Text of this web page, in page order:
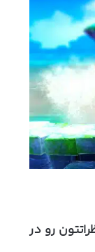
رو در